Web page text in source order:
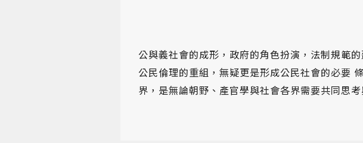
公與義社會的成形，政府的角色扮演，法制規範
公民倫理的重組，無疑更是形成公民社會的必要
界，是無論朝野、產官學與社會各界需要共同思考